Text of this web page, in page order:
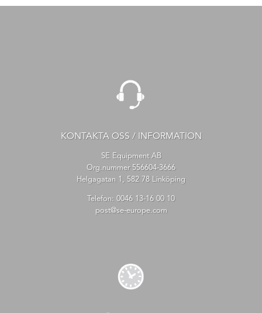
KONTAKTA OSS / INFORMATION
SE Equipment AB
Org.nummer 556604-3666
Helgagatan 1, 582 78 Linköping
Telefon: 0046 13-16 00 10
post@se-europe.com